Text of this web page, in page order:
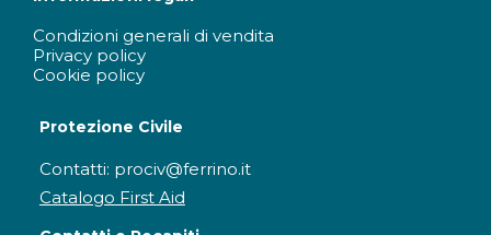
Condizioni generali di vendita
Privacy policy
Cookie policy
Protezione Civile
Contatti: prociv@ferrino.it
Catalogo First Aid